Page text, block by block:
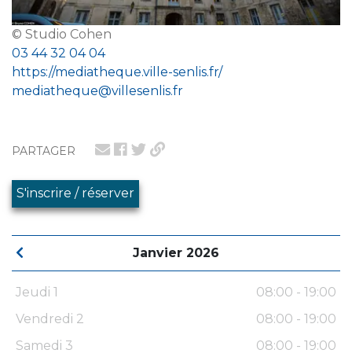
PARTAGER
S'inscrire / réserver
Janvier 2026
Jeudi 1
08:00 - 19:00
Vendredi 2
08:00 - 19:00
Samedi 3
08:00 - 19:00
© Studio Cohen
03 44 32 04 04
https://mediatheque.ville-senlis.fr/
mediatheque@villesenlis.fr